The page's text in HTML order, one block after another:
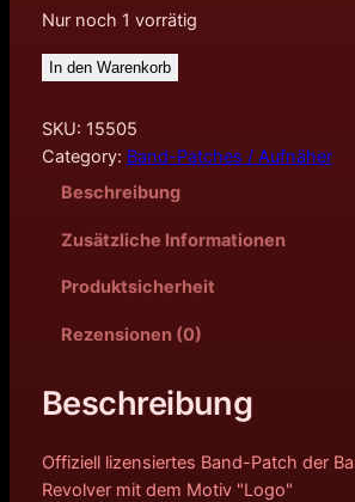
Nur noch 1 vorrätig
In den Warenkorb
SKU: 15505
Category: Band-Patches / Aufnäher
Beschreibung
Zusätzliche Informationen
Produktsicherheit
Rezensionen (0)
Beschreibung
Offiziell lizensiertes Band-Patch der
Revolver mit dem Motiv "Logo"